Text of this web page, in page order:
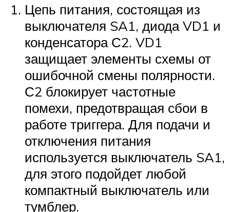
Цепь питания, состоящая из
выключателя SA1, диода VD1 и
конденсатора С2. VD1
защищает элементы схемы от
ошибочной смены полярности.
С2 блокирует частотные
помехи, предотвращая сбои в
работе триггера. Для подачи и
отключения питания
используется выключатель SA1,
для этого подойдет любой
компактный выключатель или
тумблер.